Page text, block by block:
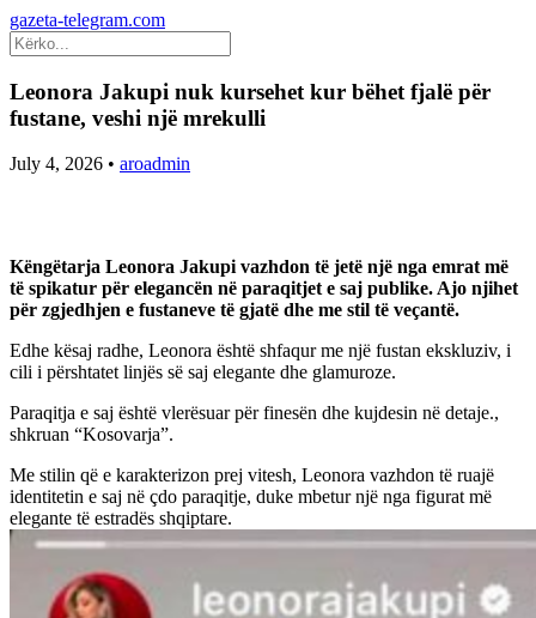
gazeta-telegram.com
Leonora Jakupi nuk kursehet kur bëhet fjalë për
fustane, veshi një mrekulli
July 4, 2026 • aroadmin
Këngëtarja Leonora Jakupi vazhdon të jetë një nga emrat më
të spikatur për elegancën në paraqitjet e saj publike. Ajo njihet
për zgjedhjen e fustaneve të gjatë dhe me stil të veçantë.
Edhe kësaj radhe, Leonora është shfaqur me një fustan ekskluziv, i
cili i përshtatet linjës së saj elegante dhe glamuroze.
Paraqitja e saj është vlerësuar për finesën dhe kujdesin në detaje.,
shkruan “Kosovarja”.
Me stilin që e karakterizon prej vitesh, Leonora vazhdon të ruajë
identitetin e saj në çdo paraqitje, duke mbetur një nga figurat më
elegante të estradës shqiptare.